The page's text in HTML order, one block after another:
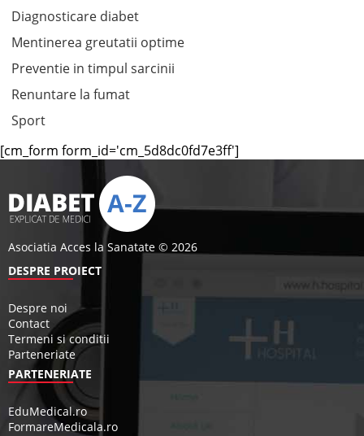
Diagnosticare diabet
Mentinerea greutatii optime
Preventie in timpul sarcinii
Renuntare la fumat
Sport
[cm_form form_id='cm_5d8dc0fd7e3ff']
Asociatia Acces la Sanatate © 2026
DESPRE PROIECT
Despre noi
Contact
Termeni si conditii
Parteneriate
PARTENERIATE
EduMedical.ro
FormareMedicala.ro